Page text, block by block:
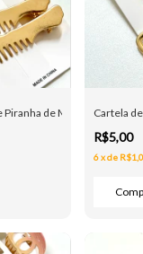
Piranha de Metal - Arco Flor
Cartela
R$5,00
6 xde